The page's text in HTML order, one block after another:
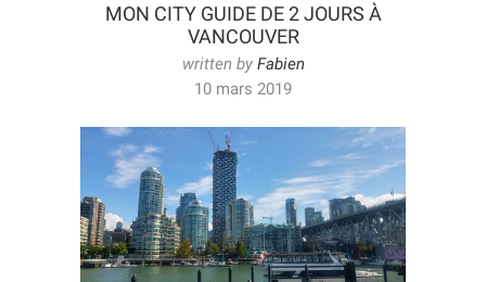
MON CITY GUIDE DE 2 JOURS À
VANCOUVER
written by Fabien
10 mars 2019